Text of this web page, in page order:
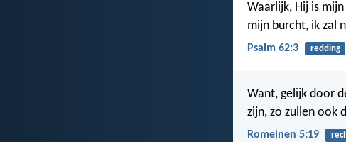
Waarlijk, Hij is
mijn burcht, ik zal
Psalm 62:3 redding
Want, gelijk door
zijn, zo zullen ook
Romeinen 5:19